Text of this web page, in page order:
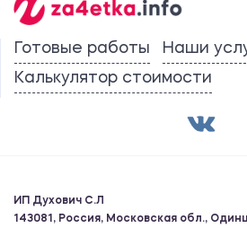
Готовые работы
Наши
Калькулятор стоимости
ИП Духович С.Л
143081, Россия, Московская обл.,